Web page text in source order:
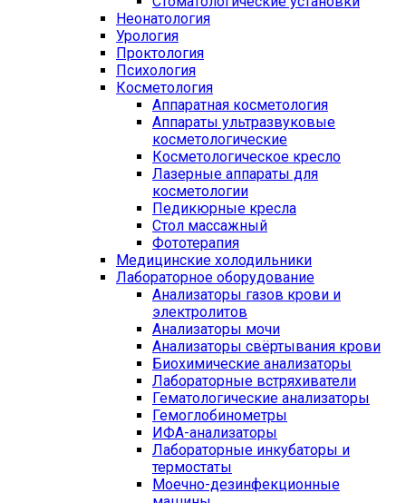
Неонатология
Урология
Проктология
Психология
Косметология
Аппаратная косметология
Аппараты ультразвуковые
косметологические
Косметологическое кресло
Лазерные аппараты для
косметологии
Педикюрные кресла
Стол массажный
Фототерапия
Медицинские холодильники
Лабораторное оборудование
Анализаторы газов крови и
электролитов
Анализаторы мочи
Анализаторы свёртывания крови
Биохимические анализаторы
Лабораторные встряхиватели
Гематологические анализаторы
Гемоглобинометры
ИФА-анализаторы
Лабораторные инкубаторы и
термостаты
Моечно-дезинфекционные